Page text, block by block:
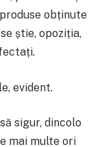
obținute
știe, opoziția,
evident.
sigur, dincolo
mai multe ori